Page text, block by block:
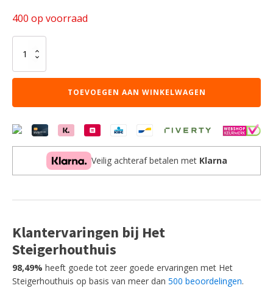
400 op voorraad
'Anna'
PP
Grijs
per
aantal
TOEVOEGEN AAN WINKELWAGEN
Veilig achteraf betalen met Klarna
Klantervaringen bij Het
Steigerhouthuis
98,49% heeft goede tot zeer goede ervaringen met Het
Steigerhouthuis op basis van meer dan 500 beoordelingen.